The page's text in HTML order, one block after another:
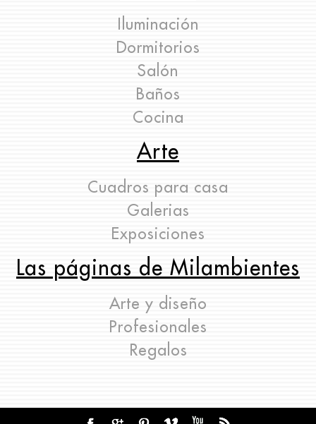
Iluminación
Dormitorios
Salón
Baños
Cocina
Arte
Cuadros para casa
Galerias
Exposiciones
Las páginas de Milambientes
Arte y diseño
Profesionales
Regalos